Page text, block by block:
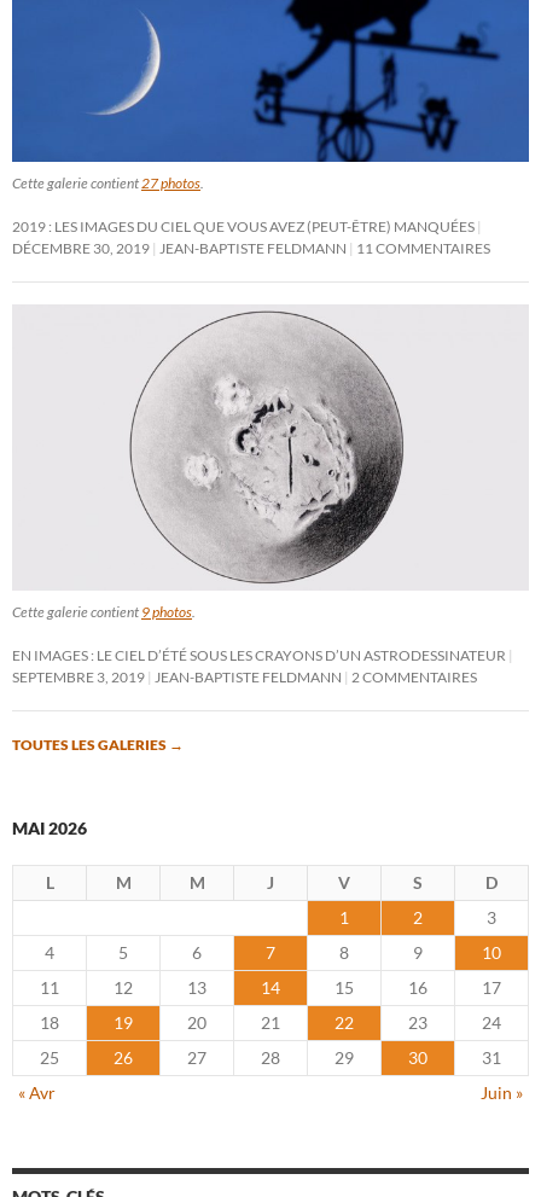
Cette galerie contient27 photos.
2019 : LES IMAGES DU CIEL QUE VOUS AVEZ (PEUT-ÊTRE) MANQUÉES
DÉCEMBRE 30, 2019 JEAN-BAPTISTE FELDMANN 11 COMMENTAIRES
Cette galerie contient 9 photos.
EN IMAGES : LE CIEL D’ÉTÉ SOUS LES CRAYONS D’UN ASTRODESSINATEUR
SEPTEMBRE 3, 2019 JEAN-BAPTISTE FELDMANN 2 COMMENTAIRES
TOUTES LES GALERIES →
MAI 2026
L M M J V S
D
1
2
3
4
5 6 7 8 9
10
11
12 13 14 15 16
17
18
19 20 21 22 23
24
25
26 27 28 29 30
31
« Avr
Juin »